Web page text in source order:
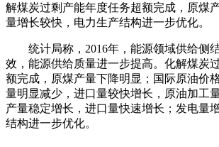
解煤炭过剩产能年度任务超额完成，原煤
量增长较快，电力生产结构进一步优化。
统计局称，2016年，能源领域供给侧
效，能源供给质量进一步提高。化解煤炭
额完成，原煤产量下降明显；国际原油价
量明显减少，进口量较快增长，原油加工
产量稳定增长，进口量快速增长；发电量
结构进一步优化。